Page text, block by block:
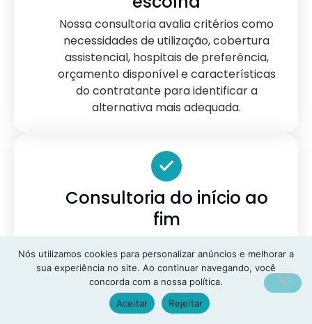
Nossa consultoria avalia critérios como
necessidades de utilização, cobertura
assistencial, hospitais de preferência,
orçamento disponível e características
do contratante para identificar a
alternativa mais adequada.
Consultoria do início ao
fim
Durante todo o processo, prestamos
orientações sobre documentação,
modalidades de contratação, períodos
de carência, coparticipação e demais
informações importantes para uma
Nós utilizamos cookies para personalizar anúncios e melhorar a
sua experiência no site. Ao continuar navegando, você
concorda com a nossa política.
Aceitar
Rejeitar